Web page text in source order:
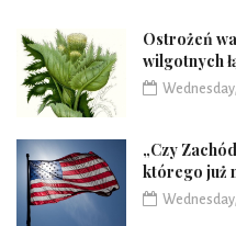
Ostrożeń
wilgotnych
„Czy
którego już